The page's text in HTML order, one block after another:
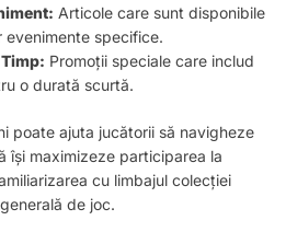
Articole care sunt disponibile
evenimente specifice.
Promoții speciale care includ
o durată scurtă.
poate ajuta jucătorii să navigheze
își maximizeze participarea la
cu limbajul colecției
de joc.